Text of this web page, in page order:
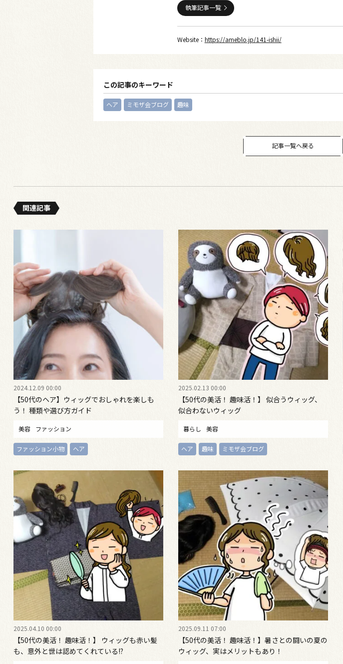
執筆記事一覧
Website： https://ameblo.jp/141-ishii/
この記事のキーワード
ヘア ミモザ会ブログ 趣味
記事一覧へ戻る
関連記事
2024.12.09 00:00
【50代のヘア】ウィッグでおしゃれを楽しも
う！ 種類や選び方ガイド
美容 ファッション
ファッション小物 ヘア
2025.02.13 00:00
【50代の美活！ 趣味活！】 似合うウィッグ、
似合わないウィッグ
暮らし 美容
ヘア 趣味 ミモザ会ブログ
2025.04.10 00:00
【50代の美活！ 趣味活！】 ウィッグも赤い髪
も、意外と世は認めてくれている!?
2025.09.11 07:00
【50代の美活！ 趣味活！】暑さとの闘いの夏の
ウィッグ、実はメリットもあり！